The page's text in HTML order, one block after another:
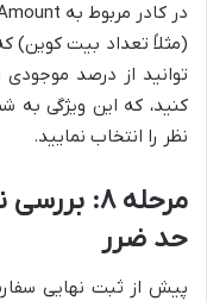
(مثلاً تعداد بیت کوین)
کنید، که این ویژگی به
نظر را انتخاب نمایید.
مرحله ۸:
حد ضرر
پیش از ثبت نهایی